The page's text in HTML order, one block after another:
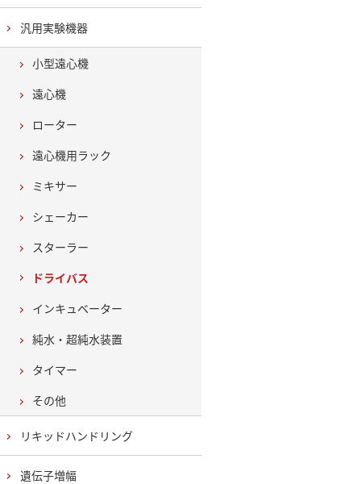
汎用実験機器
小型遠心機
遠心機
ローター
遠心機用ラック
ミキサー
シェーカー
スターラー
ドライバス
インキュベーター
純水・超純水装置
タイマー
その他
リキッドハンドリング
遺伝子増幅